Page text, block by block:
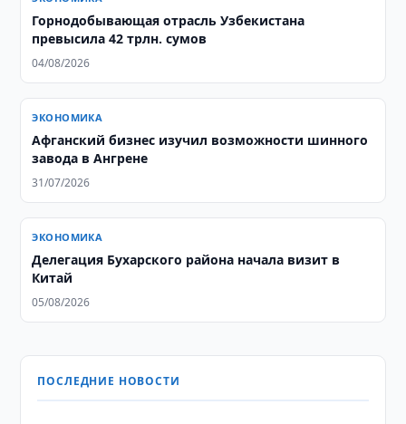
Горнодобывающая отрасль Узбекистана
превысила 42 трлн. сумов
04/08/2026
ЭКОНОМИКА
Афганский бизнес изучил возможности шинного
завода в Ангрене
31/07/2026
ЭКОНОМИКА
Делегация Бухарского района начала визит в
Китай
05/08/2026
ПОСЛЕДНИЕ НОВОСТИ